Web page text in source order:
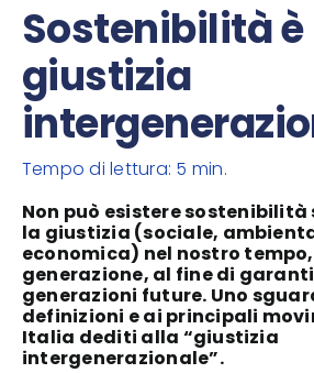
Sostenibilità è
giustizia
Tempo di lettura: 5 min.
Non può esistere sostenibilità
la giustizia (sociale,
economica) nel nostro
generazione, al fine di
generazioni future. Uno
definizioni e ai principali
Italia dediti alla “giustizia
intergenerazionale”.